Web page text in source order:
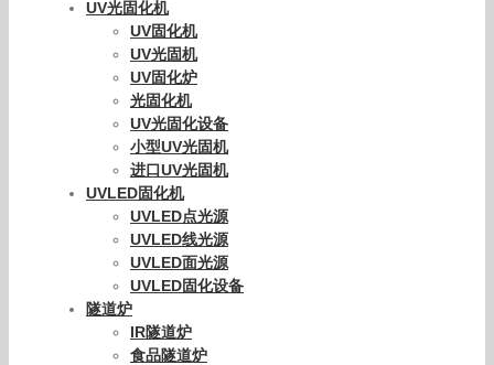
UV光固化机
UV固化机
UV光固机
UV固化炉
光固化机
UV光固化设备
小型UV光固机
进口UV光固机
UVLED固化机
UVLED点光源
UVLED线光源
UVLED面光源
UVLED固化设备
隧道炉
IR隧道炉
食品隧道炉